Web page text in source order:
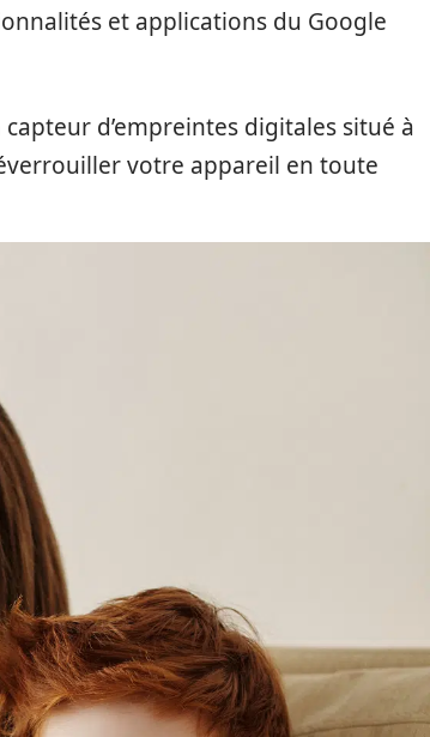
et applications du Google
d’empreintes digitales situé à
votre appareil en toute